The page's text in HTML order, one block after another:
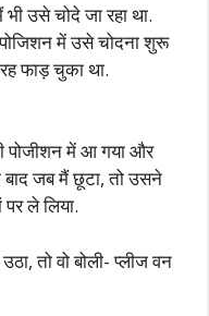
भी उसे चोदे जा रहा था.
में उसे चोदना शुरू
फाड़ चुका था.
पोजीशन में आ गया और
जब मैं छूटा, तो उसने
पर ले लिया.
तो वो बोली- प्लीज वन